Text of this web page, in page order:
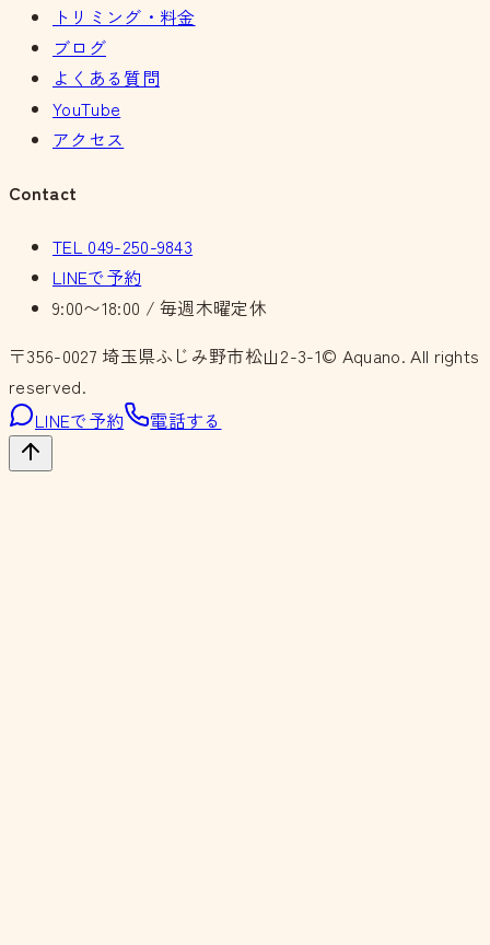
トリミング・料金
ブログ
よくある質問
YouTube
アクセス
Contact
TEL 049-250-9843
LINEで予約
9:00〜18:00 / 毎週木曜定休
〒356-0027 埼玉県ふじみ野市松山2-3-1© Aquano. All rights
reserved.
LINEで予約
電話する